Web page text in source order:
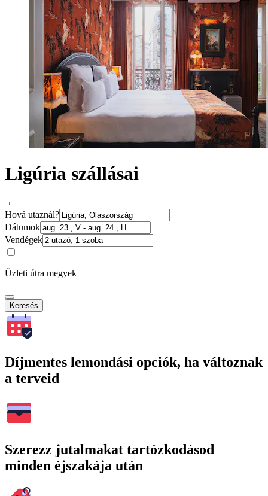
Ligúria szállásai
Hová utaznál?
Dátumok
Vendégek
Üzleti útra megyek
Keresés
Díjmentes lemondási opciók, ha változnak
a terveid
Szerezz jutalmakat tartózkodásod
minden éjszakája után